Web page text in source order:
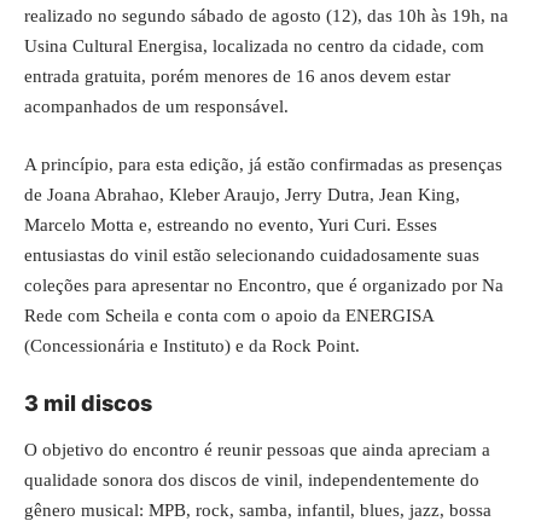
realizado no segundo sábado de agosto (12), das 10h às 19h, na
Usina Cultural Energisa, localizada no centro da cidade, com
entrada gratuita, porém menores de 16 anos devem estar
acompanhados de um responsável.
A princípio, para esta edição, já estão confirmadas as presenças
de Joana Abrahao, Kleber Araujo, Jerry Dutra, Jean King,
Marcelo Motta e, estreando no evento, Yuri Curi. Esses
entusiastas do vinil estão selecionando cuidadosamente suas
coleções para apresentar no Encontro, que é organizado por Na
Rede com Scheila e conta com o apoio da ENERGISA
(Concessionária e Instituto) e da Rock Point.
3 mil discos
O objetivo do encontro é reunir pessoas que ainda apreciam a
qualidade sonora dos discos de vinil, independentemente do
gênero musical: MPB, rock, samba, infantil, blues, jazz, bossa